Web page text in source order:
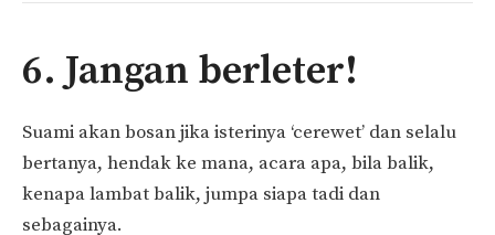
6. Jangan berleter!
Suami akan bosan jika isterinya ‘cerewet’ dan selalu
bertanya, hendak ke mana, acara apa, bila balik,
kenapa lambat balik, jumpa siapa tadi dan
sebagainya.